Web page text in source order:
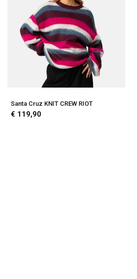
Santa Cruz KNIT CREW RIOT
€ 119,90